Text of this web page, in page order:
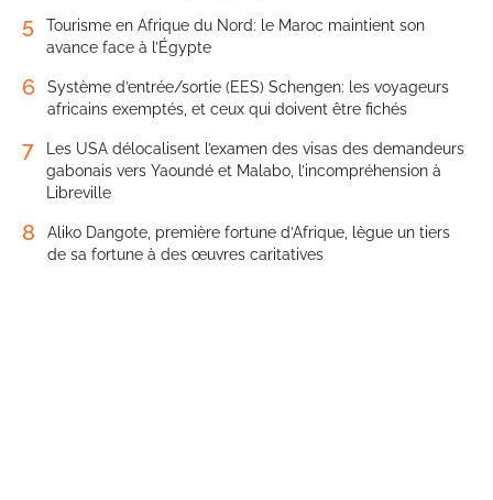
5
Tourisme en Afrique du Nord: le Maroc maintient son
avance face à l’Égypte
6
Système d’entrée/sortie (EES) Schengen: les voyageurs
africains exemptés, et ceux qui doivent être fichés
7
Les USA délocalisent l’examen des visas des demandeurs
gabonais vers Yaoundé et Malabo, l’incompréhension à
Libreville
8
Aliko Dangote, première fortune d’Afrique, lègue un tiers
de sa fortune à des œuvres caritatives